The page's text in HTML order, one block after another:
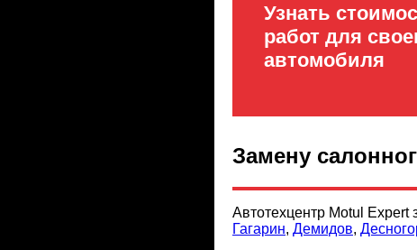
Узнать
работ для
автомобиля
Замену
Автотехцентр Motul
Гагарин, Демидов,